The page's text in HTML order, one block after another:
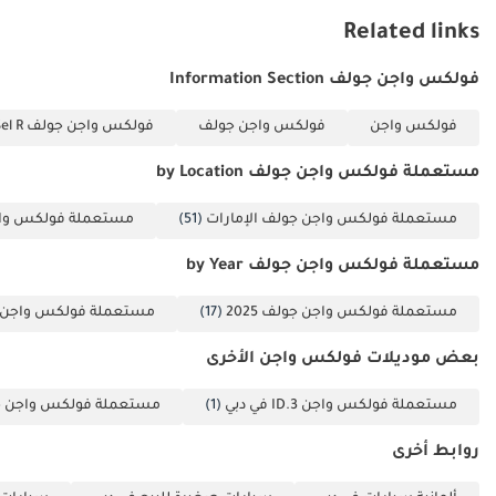
بشاشة لمس قمرة
CarPlay/Android
نظام صوت Harman
تحكم صوتي كاميرا
رؤية ٣٦٠ درجة
وخلفية مثبت سرعة
في المسار مساعد
أمامي تحذير من
النقطة العمياء
وسائد هوائية متعددة
مثبتات مقاعد
Related links
فولكس واجن جولف Information Section
فولكس واجن فولكس واجن جولف فولكس واجن جولف 2.0L Sel R (290 حصان)
مستعملة فولكس واجن جولف by Location
مستعملة فولكس واجن جولف الإمارات (51) مستعملة فولكس
مستعملة فولكس واجن جولف by Year
مستعملة فولكس واجن جولف 2025 (17) مستعملة فولكس واجن
بعض موديلات فولكس واجن الأخرى
مستعملة فولكس واجن ID.3 في دبي (1) مستعملة فولكس واجن
روابط أخرى